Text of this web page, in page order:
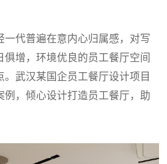
一代普遍在意内心归属感，对写
俱增，环境优良的员工餐厅空间
武汉某国企员工餐厅设计项目
例，倾心设计打造员工餐厅，助